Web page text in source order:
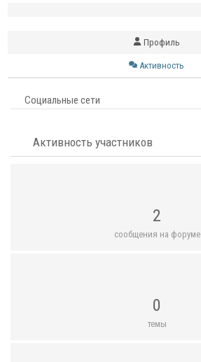
Профиль
Активность
Социальные сети
Активность участников
2
сообщения на форуме
0
темы